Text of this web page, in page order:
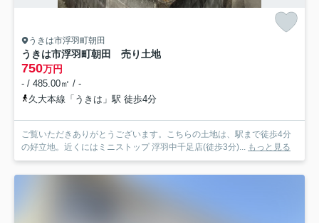
うきは市浮羽町朝田
うきは市浮羽町朝田 売り土地
750万円
- / 485.00㎡ / -
久大本線「うきは」駅 徒歩4分
ご覧いただきありがとうございます。こちらの土地は、駅まで徒歩4分
の好立地。近くにはミニストップ 浮羽中千足店(徒歩3分)... もっと見る